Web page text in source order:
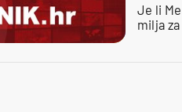
Je li
milja